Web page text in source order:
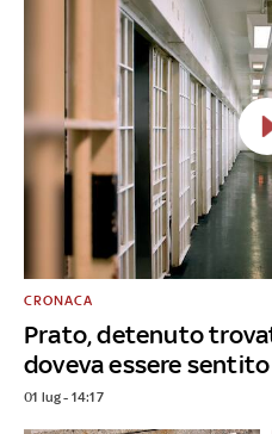
Prato, detenuto
doveva essere
CRONACA
01 lug - 14:17